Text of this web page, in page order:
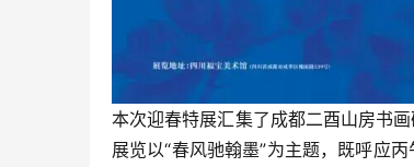
本次迎春特展汇集了成都二酉山房书
展览以“春风驰翰墨”为主题，既呼应